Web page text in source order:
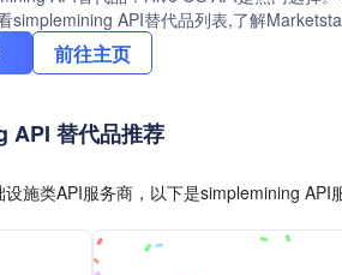
simplemining API替代品列表,了解
前往主页
API 替代品推荐
施类API服务商，以下是simplemining API